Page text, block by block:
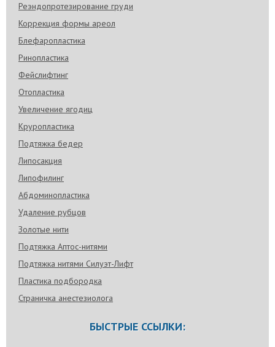
Реэндопротезирование груди
Коррекция формы ареол
Блефаропластика
Ринопластика
Фейслифтинг
Отопластика
Увеличение ягодиц
Круропластика
Подтяжка бедер
Липосакция
Липофилинг
Абдоминопластика
Удаление рубцов
Золотые нити
Подтяжка Аптос-нитями
Подтяжка нитями Силуэт-Лифт
Пластика подбородка
Страничка анестезиолога
БЫСТРЫЕ ССЫЛКИ: